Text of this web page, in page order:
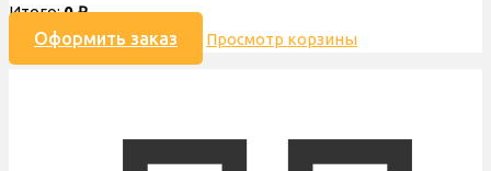
Итого:0₽
Оформить заказ Просмотр корзины